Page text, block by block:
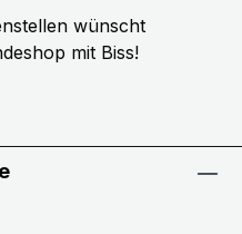
wünscht
mit Biss!